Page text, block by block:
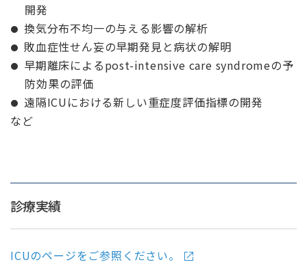
開発
換気分布不均一の与える影響の解析
敗血症性せん妄の早期発見と病状の解明
早期離床によるpost-intensive care syndromeの予
防効果の評価
遠隔ICUにおける新しい重症度評価指標の開発
など
診療実績
ICUのページをご参照ください。